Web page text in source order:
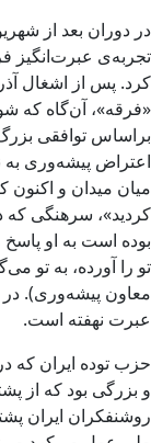
تجربه‌ی عبرت‌انگیز
کرد. پس از اشغال
«فرقه»، آن‌گاه که
براساس توافقی
اعتراض پیشه‌وری به
میان میدان و اکنون
کردید»، سرهنگی که
بوده است به او
تو را آورده، به تو
معاون پیشه‌وری).
عبرت نهفته است.
حزب توده ایران که
و بزرگی بود که از
روشنفکران ایران